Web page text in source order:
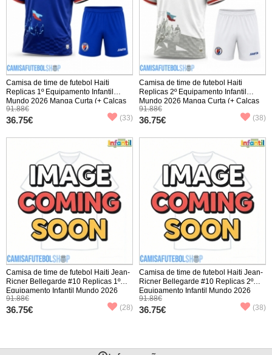
Camisa de time de futebol Haiti
Replicas 1º Equipamento Infantil
Mundo 2026 Manga Curta (+ Calças
curtas)
91.88€
36.75€ (33)
Camisa de time de futebol Haiti
Replicas 2º Equipamento Infantil
Mundo 2026 Manga Curta (+ Calças
curtas)
91.88€
36.75€ (38)
Camisa de time de futebol Haiti Jean-
Ricner Bellegarde #10 Replicas 1º
Equipamento Infantil Mundo 2026
Manga Curta (+ Calças curtas)
91.88€
36.75€ (28)
Camisa de time de futebol Haiti Jean-
Ricner Bellegarde #10 Replicas 2º
Equipamento Infantil Mundo 2026
Manga Curta (+ Calças curtas)
91.88€
36.75€ (38)